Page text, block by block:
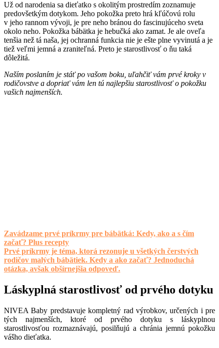
Už od narodenia sa dieťatko s okolitým prostredím zoznamuje
predovšetkým dotykom. Jeho pokožka preto hrá kľúčovú rolu
v jeho rannom vývoji, je pre neho bránou do fascinujúceho sveta
okolo neho. Pokožka bábätka je hebučká ako zamat. Je ale oveľa
tenšia než tá naša, jej ochranná funkcia nie je ešte plne vyvinutá a je
tiež veľmi jemná a zraniteľná. Preto je starostlivosť o ňu taká
dôležitá.
Naším poslaním je stáť po vašom boku, uľahčiť vám prvé kroky v
rodičovstve a dopriať vám len tú najlepšiu starostlivosť o pokožku
vašich najmenších.
Zavádzame prvé príkrmy pre bábätká: Kedy, ako a s čím
začať? Plus recepty
Prvé príkrmy je téma, ktorá rezonuje u všetkých čerstvých
rodičov malých bábätiek. Kedy a ako začať? Jednoduchá
otázka, avšak obšírnejšia odpoveď.
Láskyplná starostlivosť od prvého dotyku
NIVEA Baby predstavuje kompletný rad výrobkov, určených i pre
tých najmenších, ktoré od prvého dotyku s láskyplnou
starostlivosťou rozmaznávajú, posilňujú a chránia jemnú pokožku
vášho dieťatka.